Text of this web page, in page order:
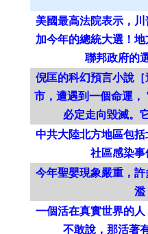
美國最高法院表示，
加今年的總統大選！
聯邦政府的
倪匡的科幻預言小說
市，遭遇到一個命運，
必定走向毀滅。
中共大陸北方地區包
社區感染事
今年聖嬰現象嚴重，
濫
一個活在真實世界的
不敢說，那活著